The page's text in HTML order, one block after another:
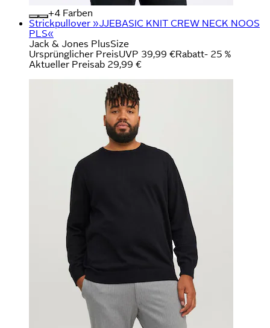
+
Farben
Strickpullover »JJEBASIC KNIT CREW NECK NOOS
PLS«
Jack & Jones PlusSize
Ursprünglicher PreisUVP 39,99 €Rabatt- 25 %
Aktueller Preisab 29,99 €